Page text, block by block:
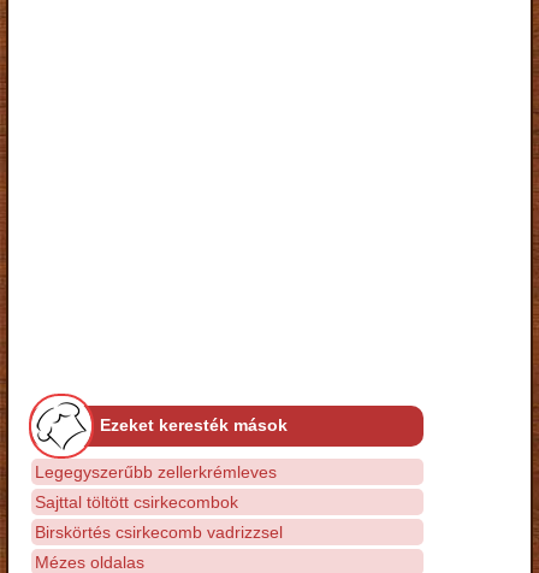
Ezeket keresték mások
Legegyszerűbb zellerkrémleves
Sajttal töltött csirkecombok
Birskörtés csirkecomb vadrizzsel
Mézes oldalas